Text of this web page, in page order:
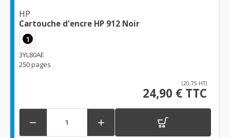
HP
Cartouche d'encre HP 912 Noir
1
3YL80AE
250 pages
(20,75 HT)
24,90 € TTC
 